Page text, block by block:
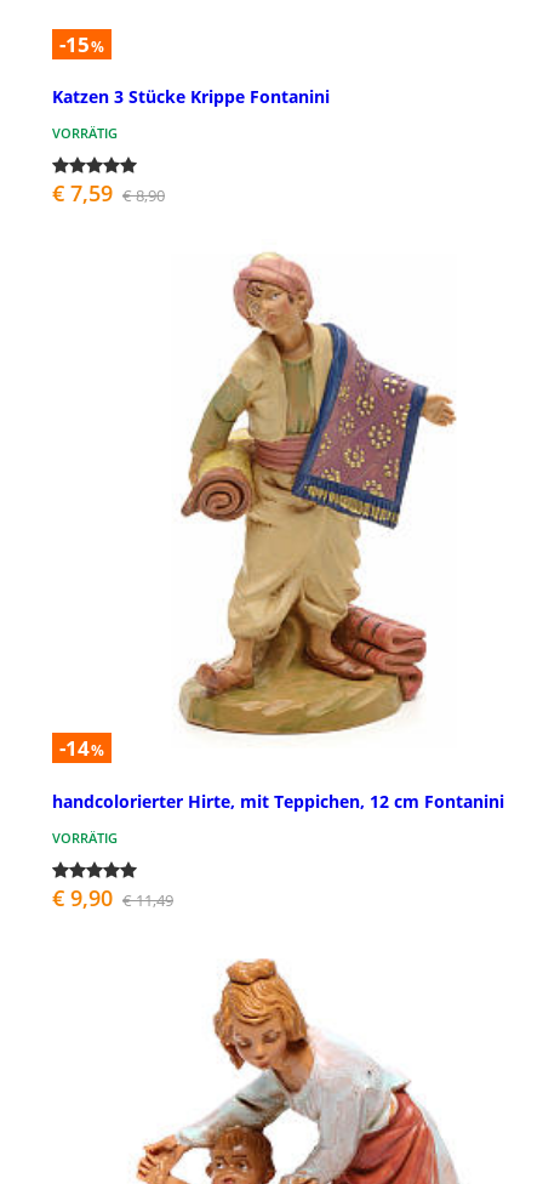
-15%
Katzen 3 Stücke Krippe Fontanini
VORRÄTIG
€ 7,59 € 8,90
-14%
handcolorierter Hirte, mit Teppichen, 12 cm Fontanini
VORRÄTIG
€ 9,90 € 11,49